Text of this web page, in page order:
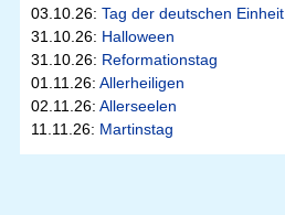
03.10.26: Tag der deutschen Einheit
31.10.26: Halloween
31.10.26: Reformationstag
01.11.26: Allerheiligen
02.11.26: Allerseelen
11.11.26: Martinstag